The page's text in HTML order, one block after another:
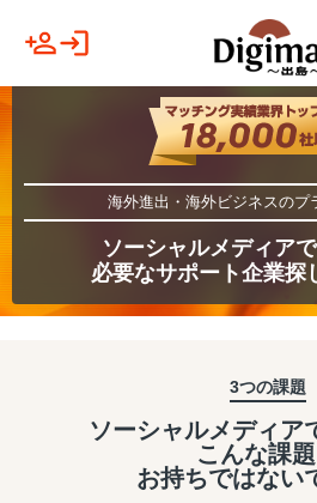
海外進出・海外ビジネスのプ
ソーシャルメディア
必要なサポート企業探
3つの課題
ソーシャルメディア
こんな課
お持ちではない